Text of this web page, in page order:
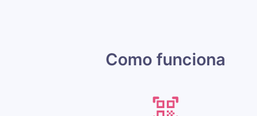
Como funciona